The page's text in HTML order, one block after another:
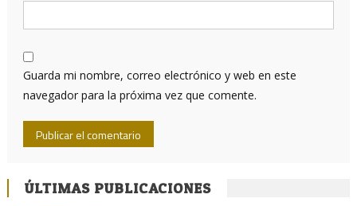
Guarda mi nombre, correo electrónico y web en este
navegador para la próxima vez que comente.
ÚLTIMAS PUBLICACIONES